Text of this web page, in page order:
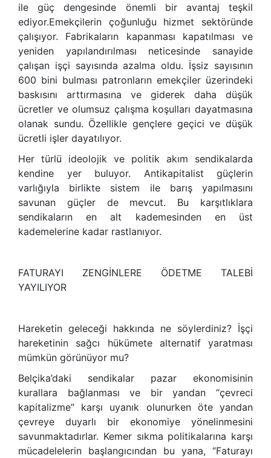
ile güç dengesinde önemli bir avantaj teşkil
ediyor.Emekçilerin çoğunluğu hizmet sektöründe
çalışıyor. Fabrikaların kapanması kapatılması ve
yeniden yapılandırılması neticesinde sanayide
çalışan işçi sayısında azalma oldu. İşsiz sayısının
600 bini bulması patronların emekçiler üzerindeki
baskısını arttırmasına ve giderek daha düşük
ücretler ve olumsuz çalışma koşulları dayatmasına
olanak sundu. Özellikle gençlere geçici ve düşük
ücretli işler dayatılıyor.
Her türlü ideolojik ve politik akım sendikalarda
kendine yer buluyor. Antikapitalist güçlerin
varlığıyla birlikte sistem ile barış yapılmasını
savunan güçler de mevcut. Bu karşıtlıklara
sendikaların en alt kademesinden en üst
kademelerine kadar rastlanıyor.
FATURAYI ZENGİNLERE ÖDETME TALEBİ
YAYILIYOR
Hareketin geleceği hakkında ne söylerdiniz? İşçi
hareketinin sağcı hükümete alternatif yaratması
mümkün görünüyor mu?
Belçika’daki sendikalar pazar ekonomisinin
kurallara bağlanması ve bir yandan “çevreci
kapitalizme” karşı uyanık olunurken öte yandan
çevreye duyarlı bir ekonomiye yönelinmesini
savunmaktadırlar. Kemer sıkma politikalarına karşı
mücadelelerin başlangıcından bu yana, “Faturayı